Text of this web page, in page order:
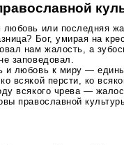
любовь или последняя
Бог, умирая на
нам жалость, а
заповедовал.
и любовь к миру —
всякой персти, ко
всякого чрева —
православной